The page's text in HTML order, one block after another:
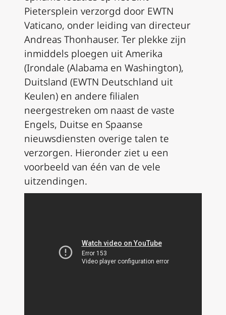
Pietersplein verzorgd door EWTN
Vaticano, onder leiding van directeur
Andreas Thonhauser. Ter plekke zijn
inmiddels ploegen uit Amerika
(Irondale (Alabama en Washington),
Duitsland (EWTN Deutschland uit
Keulen) en andere filialen
neergestreken om naast de vaste
Engels, Duitse en Spaanse
nieuwsdiensten overige talen te
verzorgen. Hieronder ziet u een
voorbeeld van één van de vele
uitzendingen.